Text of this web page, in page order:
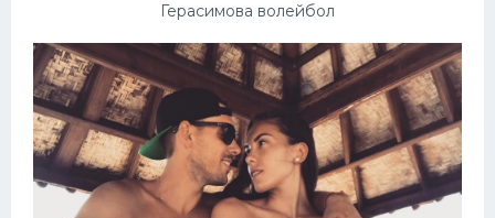
Герасимова волейбол